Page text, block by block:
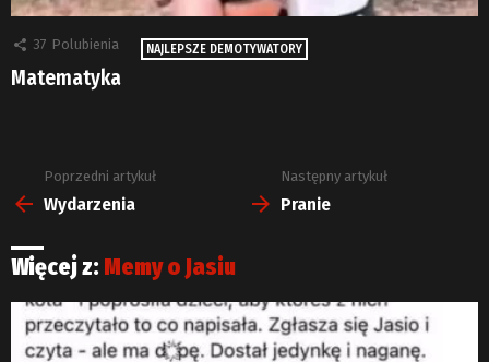
37 Polubienia NAJLEPSZE DEMOTYWATORY
Matematyka
Zobacz
więcej
Poprzedni artykuł
Wydarzenia
Następny artykuł
Pranie
Więcej z: Memy o Jasiu